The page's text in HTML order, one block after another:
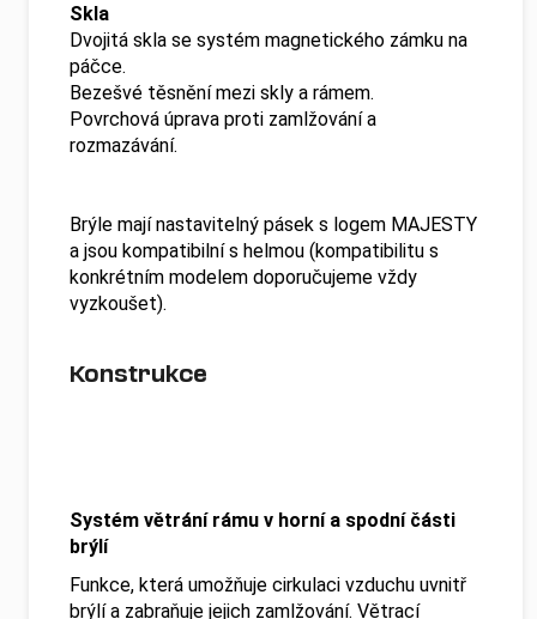
Skla
Dvojitá skla se systém magnetického zámku na
páčce.
Bezešvé těsnění mezi skly a rámem.
Povrchová úprava proti zamlžování a
rozmazávání.
Brýle mají nastavitelný pásek s logem MAJESTY
a jsou kompatibilní s helmou (kompatibilitu s
konkrétním modelem doporučujeme vždy
vyzkoušet).
Konstrukce
Systém větrání rámu v horní a spodní části
brýlí
Funkce, která umožňuje cirkulaci vzduchu uvnitř
brýlí a zabraňuje jejich zamlžování. Větrací